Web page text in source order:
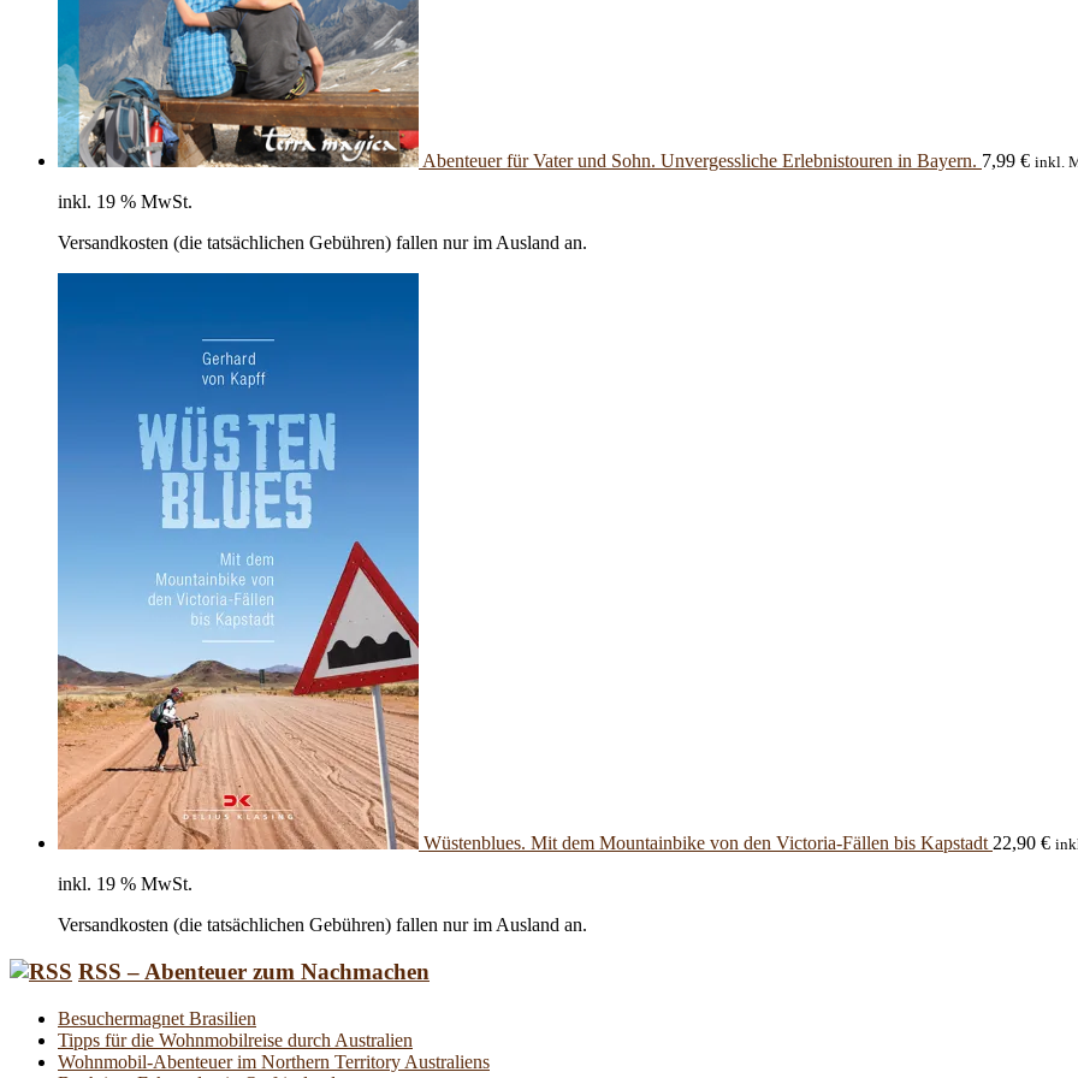
Abenteuer für Vater und Sohn. Unvergessliche Erlebnistouren in Bayern. 7,99 € inkl.
inkl. 19 % MwSt.
Versandkosten (die tatsächlichen Gebühren) fallen nur im Ausland an.
Wüstenblues. Mit dem Mountainbike von den Victoria-Fällen bis Kapstadt 22,90 €
inkl. 19 % MwSt.
Versandkosten (die tatsächlichen Gebühren) fallen nur im Ausland an.
RSS – Abenteuer zum Nachmachen
Besuchermagnet Brasilien
Tipps für die Wohnmobilreise durch Australien
Wohnmobil-Abenteuer im Northern Territory Australiens